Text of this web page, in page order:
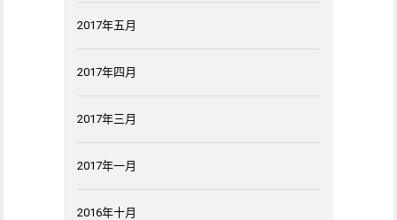
2017年五月
2017年四月
2017年三月
2017年一月
2016年十月